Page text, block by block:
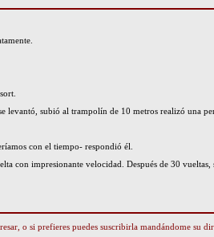
levantó, subió al trampolín de 10 metros realizó una
con el tiempo- respondió él.
con impresionante velocidad. Después de 30
o si prefieres puedes suscribirla mandándome su